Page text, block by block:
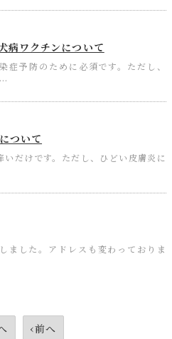
病ワクチンについて
症予防のために必須です。ただし、
ついて
だけです。ただし、ひどい皮膚炎に
ました。アドレスも変わっておりま
‹前へ